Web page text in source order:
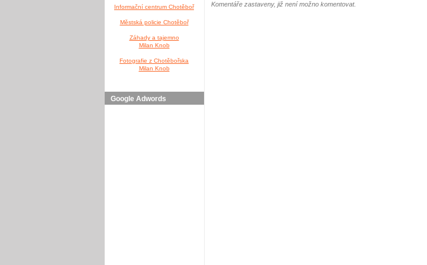
Informační centrum Chotěboř
Městská policie Chotěboř
Záhady a tajemno
Milan Knob
Fotografie z Chotěbořska
Milan Knob
Google Adwords
Komentáře zastaveny, již není možno komentovat.